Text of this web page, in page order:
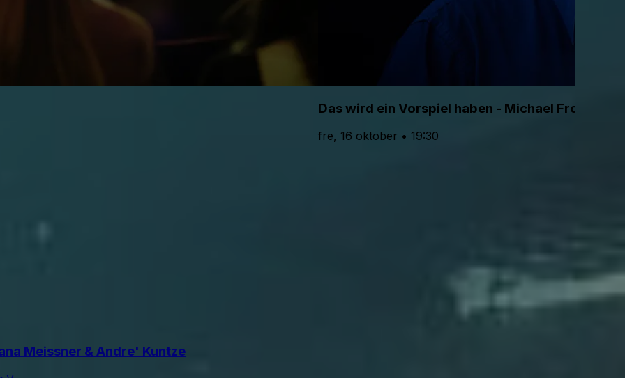
Das wird ein Vorspiel haben - Michael Frowin
fre, 16 oktober • 19:30
Meissner & Andre' Kuntze